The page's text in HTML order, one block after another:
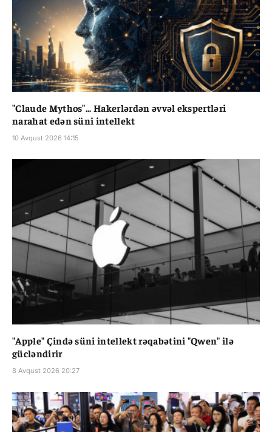
"Claude Mythos"... Hakerlərdən əvvəl ekspertləri
narahat edən süni intellekt
10 Avqust 2026 14:15
"Apple" Çində süni intellekt rəqabətini "Qwen" ilə
gücləndirir
8 Avqust 2026 20:27